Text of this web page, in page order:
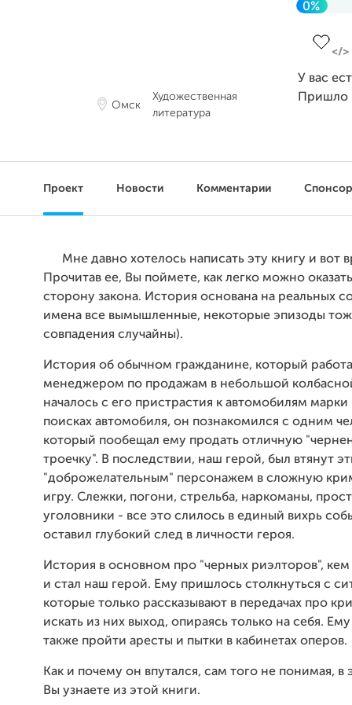
Омск
Художественная
литература
0%
У вас
Пришло
Проект Новости Комментарии
Мне давно хотелось написать эту книгу и вот
Прочитав ее, Вы поймете, как легко можно
сторону закона. История основана на реальных
имена все вымышленные, некоторые эпизоды
совпадения случайны).
История об обычном гражданине, который
менеджером по продажам в небольшой
началось с его пристрастия к автомобилям марки
поисках автомобиля, он познакомился с одним
который пообещал ему продать отличную
троечку". В последствии, наш герой, был втянут
"доброжелательным" персонажем в сложную
игру. Слежки, погони, стрельба, наркоманы,
уголовники - все это слилось в единый вихрь
оставил глубокий след в личности героя.
История в основном про "черных риэлторов", кем
и стал наш герой. Ему пришлось столкнуться с
которые только рассказывают в передачах про
искать из них выход, опираясь только на себя.
также пройти аресты и пытки в кабинетах оперов.
Как и почему он впутался, сам того не понимая, в
Вы узнаете из этой книги.